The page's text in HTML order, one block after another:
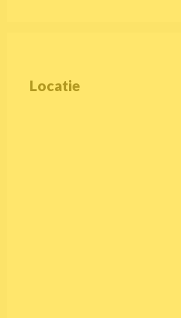
Locatie